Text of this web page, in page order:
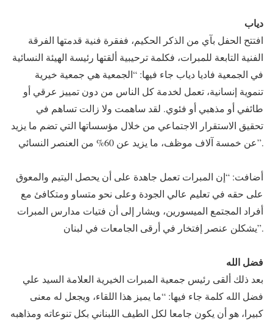
دياب
افتتح الحفل بآي من الذكر الحكيم، ففقرة فنية قدمتها الفرقة
الفنية التابعة للمبرات، فكلمة ترحيبية ألقتها رئيسة الهيئة النسائية
في الجمعية فاديا دياب جاء فيها: “الجمعية هي جمعية خيرية
تنموية إنسانية، تعمل لخدمة كل الناس من دون تمييز عرقي أو
طائفي أو مذهبي أو فئوي. لقد ساهمت ولا زالت تساهم في
تحقيق الاستقرار الاجتماعي من خلال مؤسساتها التي تضم ما يزيد
عن خمسة آلاف موظف، ما يزيد عن 60% من العنصر النسائي”.
أضافت: “إن المبرات تعمل جاهدة على أن يحصل اليتيم والمعوق
على حقه في تعليم عالي الجودة وعلى نحو متساو ومتكافئ مع
أفراد المجتمع الميسورين، ويشار إلى أن فتيات مدارس المبرات
يشكلن عنصر إفتخار في أرقى الجامعات في لبنان”.
فضل الله
بعد ذلك ألقى رئيس جمعية المبرات الخيرية العلامة السيد علي
فضل الله كلمة جاء فيها: “ما يميز هذا اللقاء، ويجعل له معنى
كبيرا، هو أن يكون جامعا لكل الطيف اللبناني بكل تنوعاته ومذاهبه